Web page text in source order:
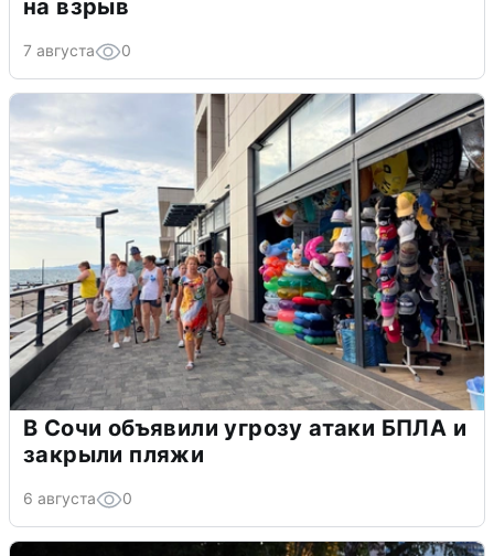
на взрыв
7 августа 0
В Сочи объявили угрозу атаки БПЛА и
закрыли пляжи
6 августа 0